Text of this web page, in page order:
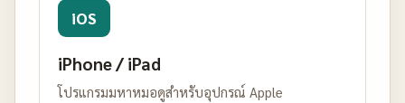
iOS
iPhone / iPad
โปรแกรมมหาหมอดูสำหรับอุปกรณ์ Apple